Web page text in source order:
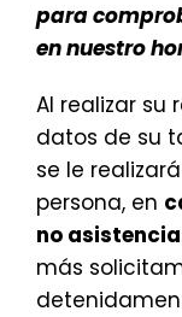
para
en nuestro
Al realizar su
datos de su
se le
persona, en
no asistencia
más